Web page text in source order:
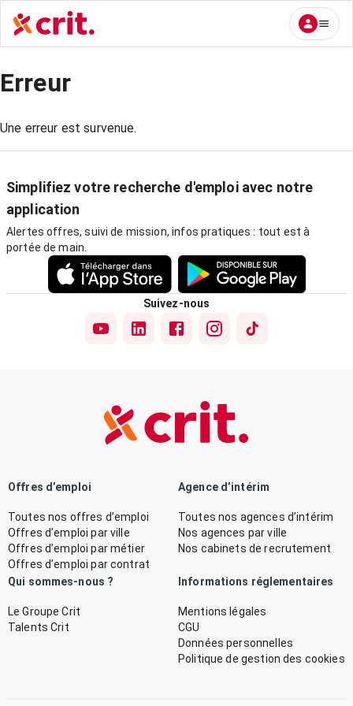
Erreur
Une erreur est survenue.
Simplifiez votre recherche d'emploi avec notre
application
Alertes offres, suivi de mission, infos pratiques : tout est à
portée de main.
Suivez-nous
Offres d’emploi
Toutes nos offres d’emploi
Offres d’emploi par ville
Offres d’emploi par métier
Offres d’emploi par contrat
Agence d’intérim
Toutes nos agences d’intérim
Nos agences par ville
Nos cabinets de recrutement
Qui sommes-nous ?
Le Groupe Crit
Talents Crit
Informations réglementaires
Mentions légales
CGU
Données personnelles
Politique de gestion des cookies